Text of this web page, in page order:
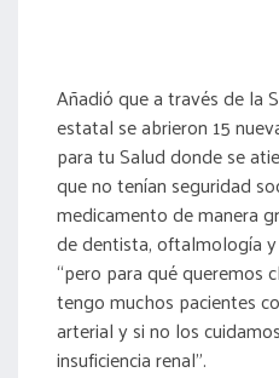
Añadió que a través de la
estatal se abrieron 15
para tu Salud donde se
que no tenían seguridad
medicamento de manera
de dentista, oftalmología
“pero para qué queremos
tengo muchos pacientes
arterial y si no los
insuficiencia renal”.